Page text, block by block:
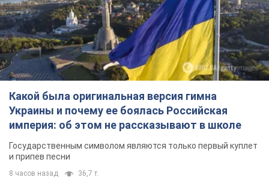
Какой была оригинальная версия гимна
Украины и почему ее боялась Российская
империя: об этом не рассказывают в школе
Государственным символом являются только первый куплет
и припев песни
8 часов назад 36,7 т.